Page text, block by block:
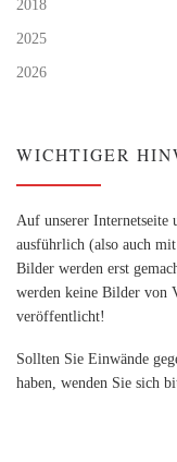
2018
2025
2026
WICHTIGER
Auf unserer Internetseite
ausführlich (also auch
Bilder werden erst
werden keine Bilder von
veröffentlicht!
Sollten Sie Einwände
haben, wenden Sie sich